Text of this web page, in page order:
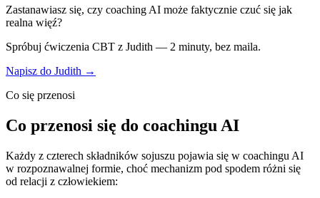
Zastanawiasz się, czy coaching AI może faktycznie czuć się jak
realna więź?
Spróbuj ćwiczenia CBT z Judith — 2 minuty, bez maila.
Napisz do Judith →
Co się przenosi
Co przenosi się do coachingu AI
Każdy z czterech składników sojuszu pojawia się w coachingu AI
w rozpoznawalnej formie, choć mechanizm pod spodem różni się
od relacji z człowiekiem: